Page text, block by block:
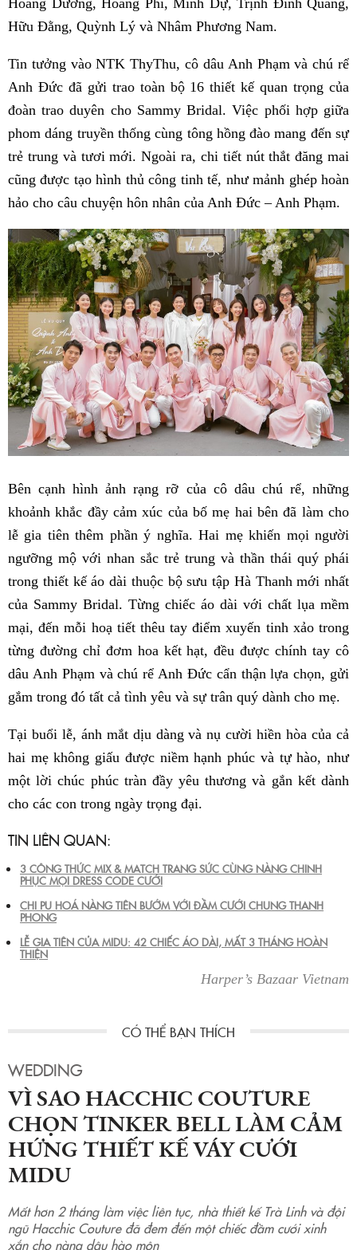
Hữu Đằng, Quỳnh Lý và Nhâm Phương Nam.
Tin tưởng vào NTK ThyThu, cô dâu Anh Phạm và chú rể
Anh Đức đã gửi trao toàn bộ 16 thiết kế quan trọng của
đoàn trao duyên cho Sammy Bridal. Việc phối hợp giữa
phom dáng truyền thống cùng tông hồng đào mang đến sự
trẻ trung và tươi mới. Ngoài ra, chi tiết nút thắt đăng mai
cũng được tạo hình thủ công tinh tế, như mảnh ghép hoàn
hảo cho câu chuyện hôn nhân của Anh Đức – Anh Phạm.
Bên cạnh hình ảnh rạng rỡ của cô dâu chú rể, những
khoảnh khắc đầy cảm xúc của bố mẹ hai bên đã làm cho
lễ gia tiên thêm phần ý nghĩa. Hai mẹ khiến mọi người
ngưỡng mộ với nhan sắc trẻ trung và thần thái quý phái
trong thiết kế áo dài thuộc bộ sưu tập Hà Thanh mới nhất
của Sammy Bridal. Từng chiếc áo dài với chất lụa mềm
mại, đến mỗi hoạ tiết thêu tay điểm xuyến tinh xảo trong
từng đường chỉ đơm hoa kết hạt, đều được chính tay cô
dâu Anh Phạm và chú rể Anh Đức cẩn thận lựa chọn, gửi
gắm trong đó tất cả tình yêu và sự trân quý dành cho mẹ.
Tại buổi lễ, ánh mắt dịu dàng và nụ cười hiền hòa của cả
hai mẹ không giấu được niềm hạnh phúc và tự hào, như
một lời chúc phúc tràn đầy yêu thương và gắn kết dành
cho các con trong ngày trọng đại.
TIN LIÊN QUAN:
3 CÔNG THỨC MIX & MATCH TRANG SỨC CÙNG NÀNG CHINH
PHỤC MỌI DRESS CODE CƯỚI
CHI PU HOÁ NÀNG TIÊN BƯỚM VỚI ĐẦM CƯỚI CHUNG THANH
PHONG
LỄ GIA TIÊN CỦA MIDU: 42 CHIẾC ÁO DÀI, MẤT 3 THÁNG HOÀN
THIỆN
Harper’s Bazaar Vietnam
WEDDING
VÌ SAO HACCHIC COUTURE
CHỌN TINKER BELL LÀM CẢM
HỨNG THIẾT KẾ VÁY CƯỚI
MIDU
Mất hơn 2 tháng làm việc liên tục, nhà thiết kế Trà Linh và đội
ngũ Hacchic Couture đã đem đến một chiếc đầm cưới xinh
xắn cho nàng dâu hào môn